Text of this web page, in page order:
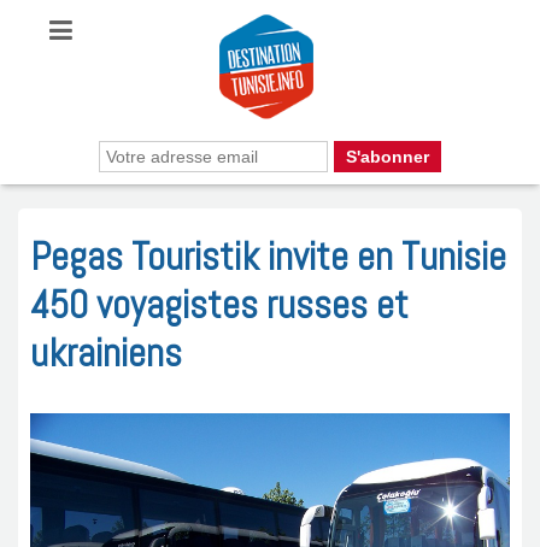
Pegas Touristik invite en Tunisie
450 voyagistes russes et
ukrainiens